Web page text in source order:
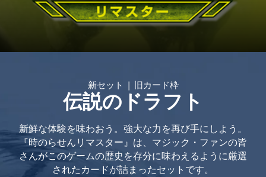
新セット | 旧カード枠
伝説のドラフト
新鮮な体験を味わおう。強大な力を再び手にしよう。
『時のらせんリマスター』は、マジック・ファンの皆
さんがこのゲームの歴史を存分に味わえるように厳選
されたカードが詰まったセットです。